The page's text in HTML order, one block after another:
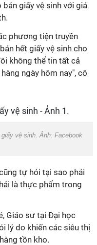
giấy vệ sinh với giá
phương tiện truyền
hết giấy vệ sinh cho
không thể tin tất cả
ngày hôm nay", cô
vệ sinh. Ảnh: Facebook
tự hỏi tại sao phải
là thực phẩm trong
Giáo sư tại Đại học
lý do khiến các siêu thị
tồn kho.